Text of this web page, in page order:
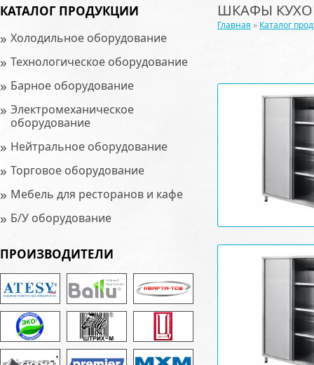
КАТАЛОГ ПРОДУКЦИИ
» Холодильное оборудование
» Технологическое оборудование
» Барное оборудование
» Электромеханическое
оборудование
» Нейтральное оборудование
» Торговое оборудование
» Мебель для ресторанов и кафе
» Б/У оборудование
ПРОИЗВОДИТЕЛИ
ШКАФЫ
Главная » Каталог